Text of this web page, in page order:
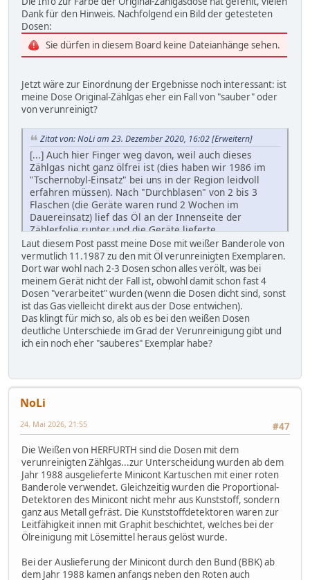
Dank für den Hinweis. Nachfolgend ein Bild der getesteten
Dosen:
Sie dürfen in diesem Board keine Dateianhänge sehen.
Jetzt wäre zur Einordnung der Ergebnisse noch interessant: ist
meine Dose Original-Zählgas eher ein Fall von "sauber" oder
von verunreinigt?
Zitat von: NoLi am 23. Dezember 2020, 16:02[Erweitern]
[...] Auch hier Finger weg davon, weil auch dieses
Zählgas nicht ganz ölfrei ist (dies haben wir 1986 im
"Tschernobyl-Einsatz" bei uns in der Region leidvoll
erfahren müssen). Nach "Durchblasen" von 2 bis 3
Flaschen (die Geräte waren rund 2 Wochen im
Dauereinsatz) lief das Öl an der Innenseite der
Zählerfolie runter und die Geräte lieferte
Hausnummern). Nach Beschwerde bei HERFURTH
(Vorgänger von MIRION) und Gas-Ersatzbeschaffung
wurde uns so gut wie ölfreies Gas geliefert; die
Flaschen hatten jetzt (wie dann auch zukünftig) zur
Unterscheidung eine ROTE Banderole mit gleicher
Beschriftung.
Ein Rückruf aus der Erstausstattung (4 Flaschen pro
Gerät im Messkoffer), welche in den ersten
Gerätesätzen 1981 ausgeliefert worden waren,
erfolgte seitens HERFURTH nicht. Offenbar wußte die
Nachbestellung gleich die roten Flaschen gab. [...]
Laut diesem Post passt meine Dose mit weißer Banderole von
vermutlich 11.1987 zu den mit Öl verunreinigten Exemplaren.
Dort war wohl nach 2-3 Dosen schon alles verölt, was bei
meinem Gerät nicht der Fall ist, obwohl damit schon fast 4
Dosen "verarbeitet" wurden (wenn die Dosen dicht sind, sonst
ist das Gas vielleicht direkt aus der Dose entwichen).
Das klingt für mich so, als ob es bei den weißen Dosen
deutliche Unterschiede im Grad der Verunreinigung gibt und
ich ein noch eher "sauberes" Exemplar habe?
NoLi
#47
24. Mai 2026, 21:55
Die Weißen von HERFURTH sind die Dosen mit dem
verunreinigten Zählgas...zur Unterscheidung wurden ab dem
Jahr 1988 ausgelieferte Minicont Kartuschen mit einer roten
Banderole verwendet. Gleichzeitig wurden die Proportional-
Detektoren des Minicont nicht mehr aus Kunststoff, sondern
ganz aus Metall gefräst. Die Kunststoffdetektoren waren zur
Leitfähigkeit innen mit Graphit beschichtet, welches bei der
Ölreinigung mit Lösemittel heraus gelöst wurde.
Bei der Auslieferung der Minicont durch den Bund (BBK) ab
dem Jahr 1988 kamen anfangs neben den Roten auch